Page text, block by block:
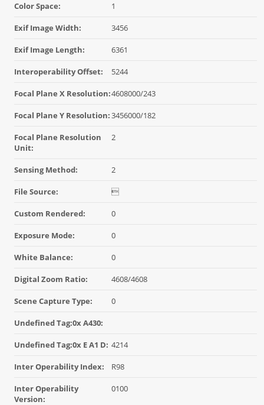
Color Space: 1
Exif Image Width: 3456
Exif Image Length: 6361
Interoperability Offset: 5244
Focal Plane X Resolution:4608000/243
Focal Plane Y Resolution:3456000/182
Focal Plane Resolution
Unit:
2
Sensing Method: 2
File Source: 
Custom Rendered: 0
Exposure Mode: 0
White Balance: 0
Digital Zoom Ratio: 4608/4608
Scene Capture Type: 0
Undefined Tag:0x A430:
Undefined Tag:0x E A1 D: 4214
Inter Operability Index: R98
Inter Operability
Version:
0100